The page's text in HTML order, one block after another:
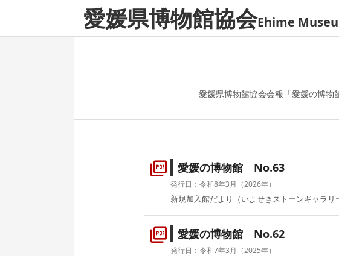
愛媛県博物館協会Ehime
愛媛県博物館協会会報「愛媛の博物
picture_as_pdf 愛媛の博物館 No.63
発行日：令和8年3月（2026年）
新規加入館だより（いよせきストーンギャラ
picture_as_pdf 愛媛の博物館 No.62
発行日：令和7年3月（2025年）